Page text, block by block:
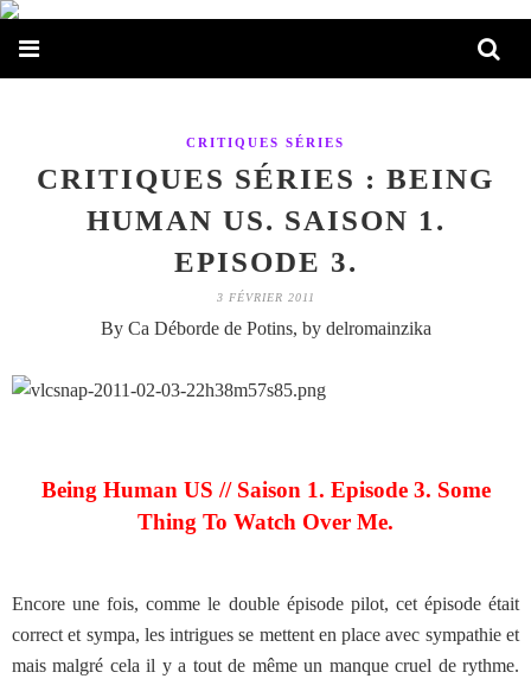
CRITIQUES SÉRIES
CRITIQUES SÉRIES : BEING
HUMAN US. SAISON 1.
EPISODE 3.
3 FÉVRIER 2011
By Ca Déborde de Potins, by delromainzika
Being Human US // Saison 1. Episode 3. Some
Thing To Watch Over Me.
Encore une fois, comme le double épisode pilot, cet épisode était
correct et sympa, les intrigues se mettent en place avec sympathie et
mais malgré cela il y a tout de même un manque cruel de rythme.